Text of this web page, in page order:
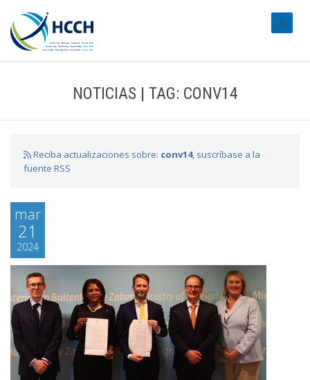
NOTICIAS | TAG: CONV14
Reciba actualizaciones sobre: conv14, suscríbase a la
fuente RSS
mar
21
2024